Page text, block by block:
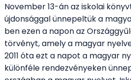
November 13-án az iskolai
újdonsággal ünnepeltük a
ben ezen a napon az
törvényt, amely a magyar
2011 óta ezt a napot a magyar
különféle rendezvényeken